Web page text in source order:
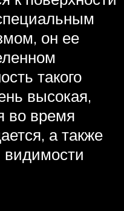
он ее
такого
высокая,
во время
а также